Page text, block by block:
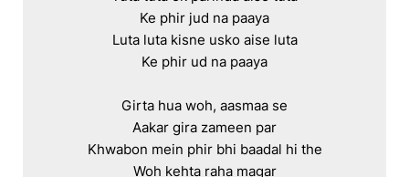
Ke phir jud na paaya
Luta luta kisne usko aise luta
Ke phir ud na paaya
Girta hua woh, aasmaa se
Aakar gira zameen par
Khwabon mein phir bhi baadal hi the
Woh kehta raha magar